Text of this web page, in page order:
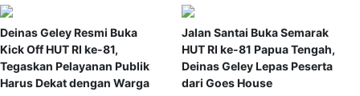
Deinas Geley Resmi Buka
Kick Off HUT RI ke-81,
Tegaskan Pelayanan Publik
Harus Dekat dengan Warga
Jalan Santai Buka Semarak
HUT RI ke-81 Papua Tengah,
Deinas Geley Lepas Peserta
dari Goes House